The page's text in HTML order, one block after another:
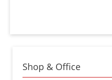
Shop & Office